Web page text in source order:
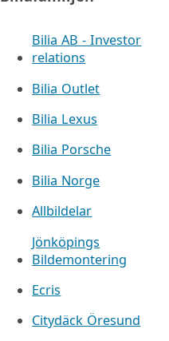
Bilia AB - Investor
relations
Bilia Outlet
Bilia Lexus
Bilia Porsche
Bilia Norge
Allbildelar
Jönköpings
Bildemontering
Ecris
Citydäck Öresund